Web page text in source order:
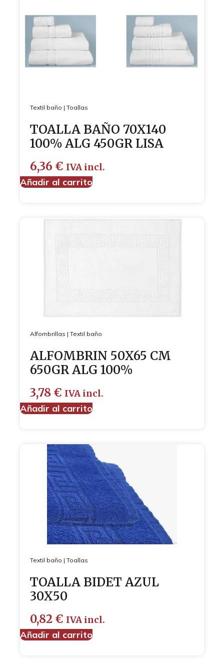
Textil baño | Toallas
TOALLA BAÑO 70X140
100% ALG 450GR LISA
6,36 € IVA incl.
Añadir al carrito
Alfombrillas | Textil baño
ALFOMBRIN 50X65 CM
650GR ALG 100%
3,78 € IVA incl.
Añadir al carrito
Textil baño | Toallas
TOALLA BIDET AZUL
30X50
0,82 € IVA incl.
Añadir al carrito